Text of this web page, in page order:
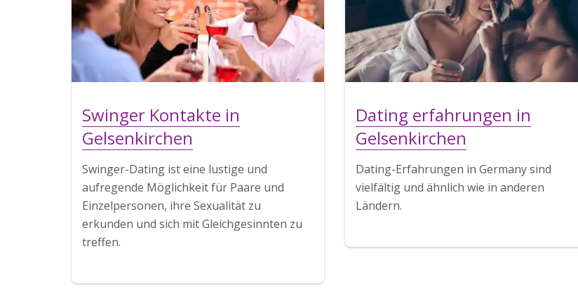
Swinger Kontakte in
Gelsenkirchen
Swinger-Dating ist eine lustige und
aufregende Möglichkeit für Paare und
Einzelpersonen, ihre Sexualität zu
erkunden und sich mit Gleichgesinnten zu
treffen.
Dating erfahrungen in
Gelsenkirchen
Dating-Erfahrungen in Germany sind
vielfältig und ähnlich wie in anderen
Ländern.